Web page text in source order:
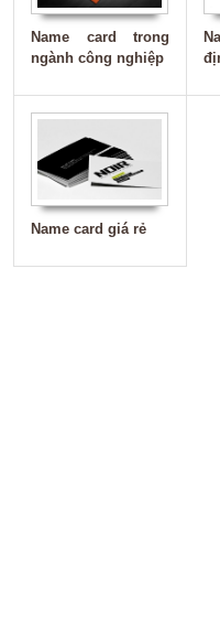
Name card trong
ngành công nghiệp
Name card giá rẻ